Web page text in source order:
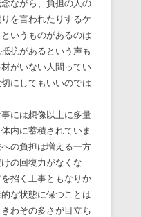
ながら、負担の人の
を言われたりするケ
いうものがあるのは
抗があるという声も
がいない人間ってい
にしてもいいのでは
には想像以上に多量
内に蓄積されていま
の負担は増える一方
の回復力がなくな
招く工事ともなりか
な状態に保つことは
わその多さが目立ち